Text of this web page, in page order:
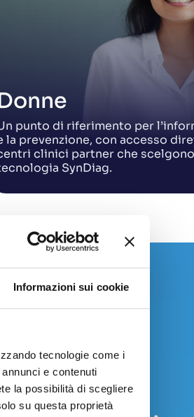
Informazioni sui cookie
tecnologie come i
e contenuti
la possibilità di scegliere
su questa proprietà
punto di riferimento per
la prevenzione, con accesso
clinici partner che
SynDiag.